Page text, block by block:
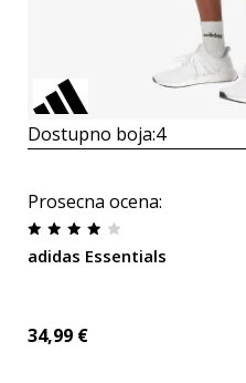
Dostupno boja:4
Prosecna ocena:
adidas Essentials
34,99 €